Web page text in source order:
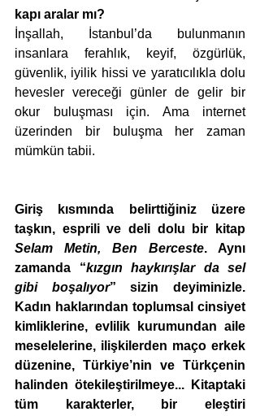
kapı aralar mı?
İnşallah, İstanbul’da bulunmanın
insanlara ferahlık, keyif, özgürlük,
güvenlik, iyilik hissi ve yaratıcılıkla dolu
hevesler vereceği günler de gelir bir
okur buluşması için. Ama internet
üzerinden bir buluşma her zaman
mümkün tabii.
Giriş kısmında belirttiğiniz üzere
Selam Metin, Ben Berceste. Aynı
zamanda “kızgın haykırışlar da sel
gibi boşalıyor” sizin deyiminizle.
Kadın haklarından toplumsal cinsiyet
kimliklerine, evlilik kurumundan aile
meselelerine, ilişkilerden maço erkek
düzenine, Türkiye’nin ve Türkçenin
halinden ötekileştirilmeye... Kitaptaki
tüm karakterler, bir eleştiri